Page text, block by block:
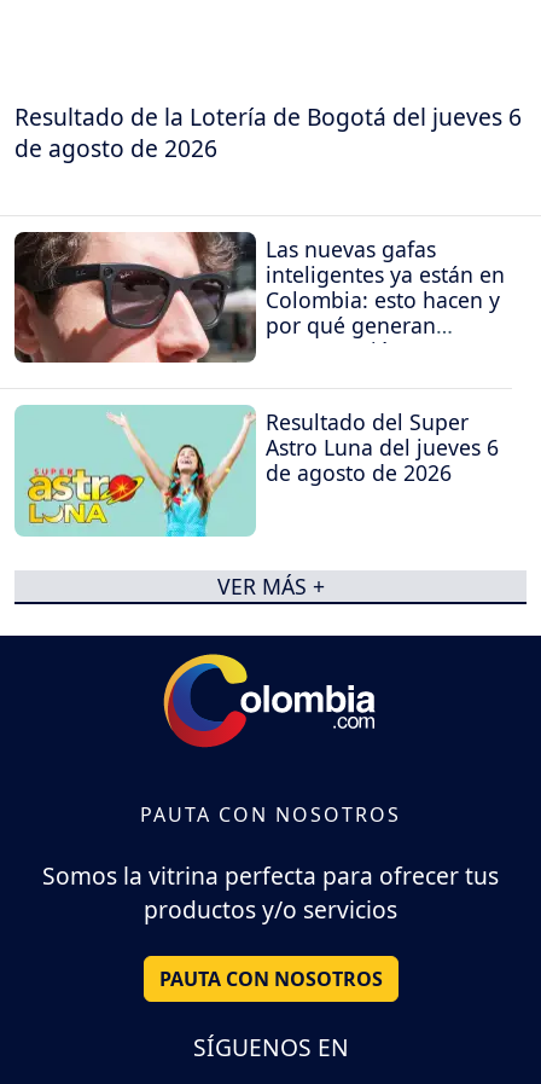
Resultado de la Lotería de Bogotá del jueves 6
de agosto de 2026
Las nuevas gafas
inteligentes ya están en
Colombia: esto hacen y
por qué generan
preocupación
Resultado del Super
Astro Luna del jueves 6
de agosto de 2026
VER MÁS +
PAUTA CON NOSOTROS
Somos la vitrina perfecta para ofrecer tus
productos y/o servicios
PAUTA CON NOSOTROS
SÍGUENOS EN